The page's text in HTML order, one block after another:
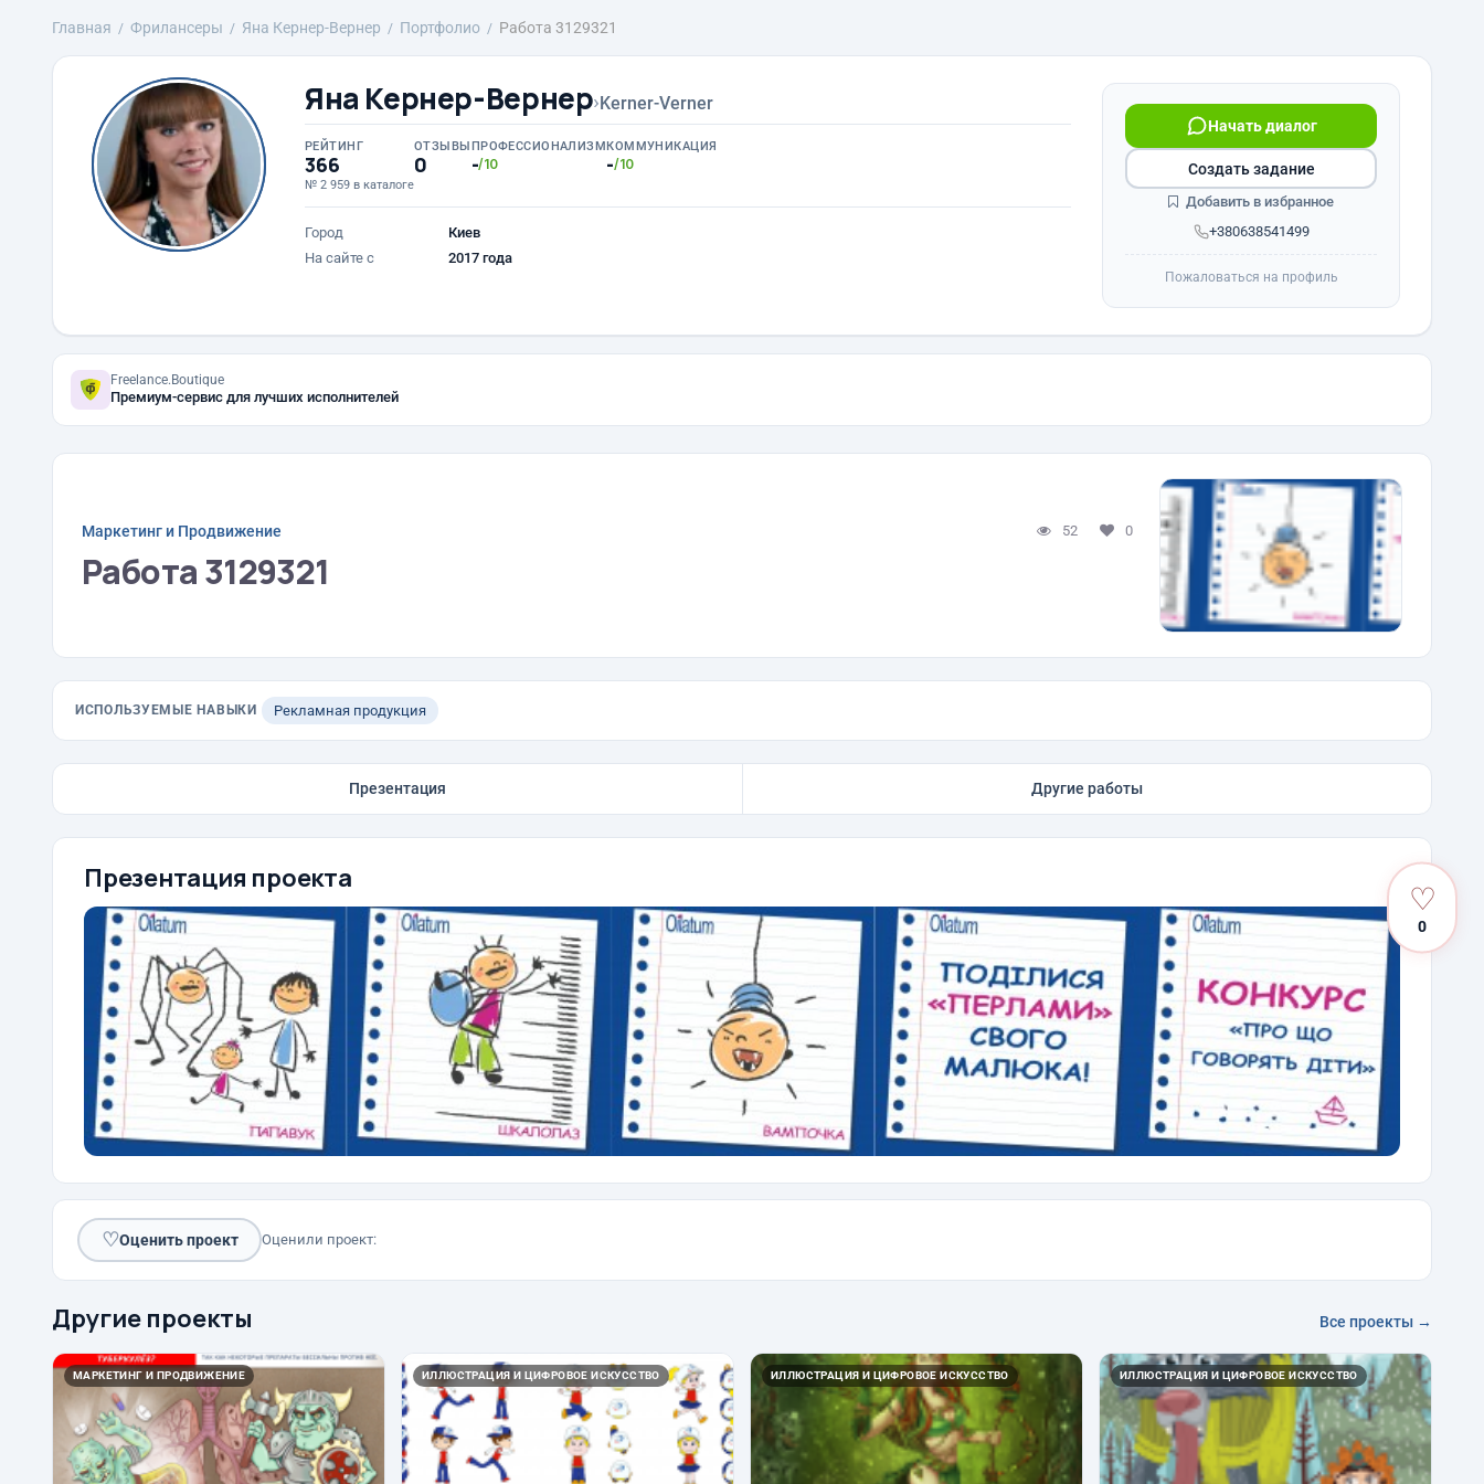
Главная Фрилансеры Яна Кернер-Вернер Портфолио Работа 3129321
Яна Кернер-Вернер›Kerner-Verner
РЕЙТИНГ
366
№ 2 959 в каталоге
ОТЗЫВЫ
0
ПРОФЕССИОНАЛИЗМ
-/10
КОММУНИКАЦИЯ
-/10
Город
Киев
На сайте с
2017 года
+380638541499
Начать диалог
Создать задание
Добавить в избранное
Пожаловаться на профиль
Freelance.Boutique
Премиум-сервис для лучших исполнителей
Маркетинг и Продвижение 52 0
Работа 3129321
ИСПОЛЬЗУЕМЫЕ НАВЫКИ Рекламная продукция
Презентация Другие работы
Презентация проекта
♡
0
♡Оценить проект Оценили проект:
Другие проекты Все проекты →
МАРКЕТИНГ И ПРОДВИЖЕНИЕ ИЛЛЮСТРАЦИЯ И ЦИФРОВОЕ ИСКУССТВО ИЛЛЮСТРАЦИЯ И ЦИФРОВОЕ ИСКУССТВО ИЛЛЮСТРАЦИЯ И ЦИФРОВОЕ ИСКУССТВО